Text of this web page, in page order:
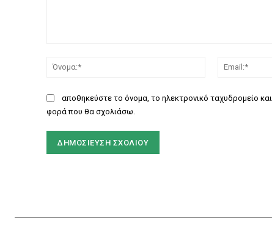
Όνομα:*
αποθηκεύστε το όνομα, το ηλεκτρονικό ταχυδρομείο
φορά που θα σχολιάσω.